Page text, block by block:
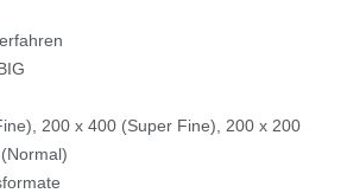
200 x 400 (Super Fine), 200 x 200